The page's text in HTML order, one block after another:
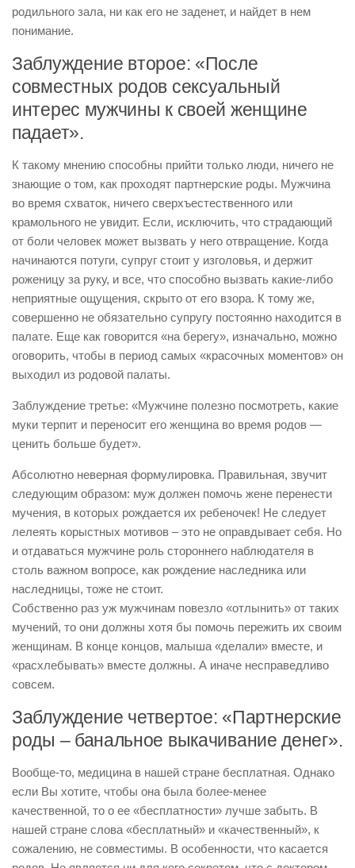
родильного зала, ни как его не заденет, и найдет в нем
понимание.
Заблуждение второе: «После
совместных родов сексуальный
интерес мужчины к своей женщине
падает».
К такому мнению способны прийти только люди, ничего не
знающие о том, как проходят партнерские роды. Мужчина
во время схваток, ничего сверхъестественного или
крамольного не увидит. Если, исключить, что страдающий
от боли человек может вызвать у него отвращение. Когда
начинаются потуги, супруг стоит у изголовья, и держит
роженицу за руку, и все, что способно вызвать какие-либо
неприятные ощущения, скрыто от его взора. К тому же,
совершенно не обязательно супругу постоянно находится в
палате. Еще как говорится «на берегу», изначально, можно
оговорить, чтобы в период самых «красочных моментов» он
выходил из родовой палаты.
Заблуждение третье: «Мужчине полезно посмотреть, какие
муки терпит и переносит его женщина во время родов —
ценить больше будет».
Абсолютно неверная формулировка. Правильная, звучит
следующим образом: муж должен помочь жене перенести
мучения, в которых рождается их ребеночек! Не следует
лелеять корыстных мотивов – это не оправдывает себя. Но
и отдаваться мужчине роль стороннего наблюдателя в
столь важном вопросе, как рождение наследника или
наследницы, тоже не стоит.
Собственно раз уж мужчинам повезло «отлынить» от таких
мучений, то они должны хотя бы помочь пережить их своим
женщинам. В конце концов, малыша «делали» вместе, и
«расхлебывать» вместе должны. А иначе несправедливо
совсем.
Заблуждение четвертое: «Партнерские
роды – банальное выкачивание денег».
Вообще-то, медицина в нашей стране бесплатная. Однако
если Вы хотите, чтобы она была более-менее
качественной, то о ее «бесплатности» лучше забыть. В
нашей стране слова «бесплатный» и «качественный», к
сожалению, не совместимы. В особенности, что касается